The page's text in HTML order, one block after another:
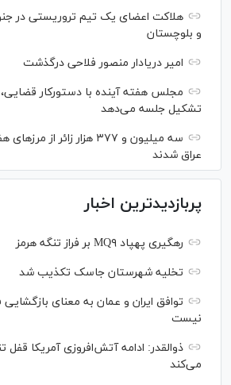
هلاکت اعضای یک تیم تروریستی در
و بلوچستان
امیر دریادار منصور فلاحی درگذشت
مجلس هفته آینده با دستورکار
تشکیل جلسه می‌دهد
سه میلیون و ۳۷۷ هزار زائر
عراق شدند
پربازدیدترین اخبار
رهگیری پهپاد MQ۹ بر فراز تنگه هرمز
تخلیه شهرستان جاسک تکذیب شد
توافق ایران و عمان به معنای
نیست
ذوالقدر: ادامه آتش‌افروزی آمریکا قفل
می‌کند